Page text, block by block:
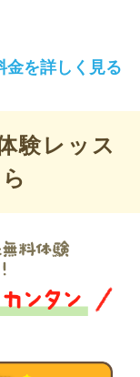
金を詳しく見る
験レッス